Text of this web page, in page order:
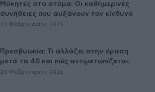
Μύκητες στο στόμα: Οι καθημερινές
συνήθειες που αυξάνουν τον κίνδυνο
20 Φεβρουαρίου 2026
Πρεσβυωπία: Τι αλλάζει στην όραση
μετά τα 40 και πώς αντιμετωπίζεται;
20 Φεβρουαρίου 2026